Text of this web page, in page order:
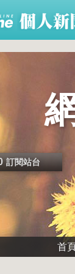
訂閱站台
首